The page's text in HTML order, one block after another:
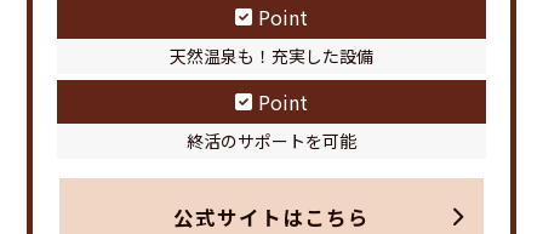
Point
天然温泉も！充実した設備
Point
終活のサポートを可能
公式サイトはこちら